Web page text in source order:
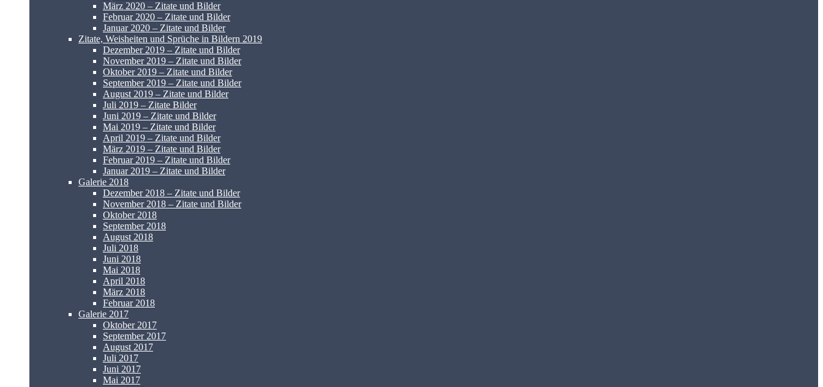
März 2020 – Zitate und Bilder
Februar 2020 – Zitate und Bilder
Januar 2020 – Zitate und Bilder
Zitate, Weisheiten und Sprüche in Bildern 2019
Dezember 2019 – Zitate und Bilder
November 2019 – Zitate und Bilder
Oktober 2019 – Zitate und Bilder
September 2019 – Zitate und Bilder
August 2019 – Zitate und Bilder
Juli 2019 – Zitate Bilder
Juni 2019 – Zitate und Bilder
Mai 2019 – Zitate und Bilder
April 2019 – Zitate und Bilder
März 2019 – Zitate und Bilder
Februar 2019 – Zitate und Bilder
Januar 2019 – Zitate und Bilder
Galerie 2018
Dezember 2018 – Zitate und Bilder
November 2018 – Zitate und Bilder
Oktober 2018
September 2018
August 2018
Juli 2018
Juni 2018
Mai 2018
April 2018
März 2018
Februar 2018
Galerie 2017
Oktober 2017
September 2017
August 2017
Juli 2017
Juni 2017
Mai 2017